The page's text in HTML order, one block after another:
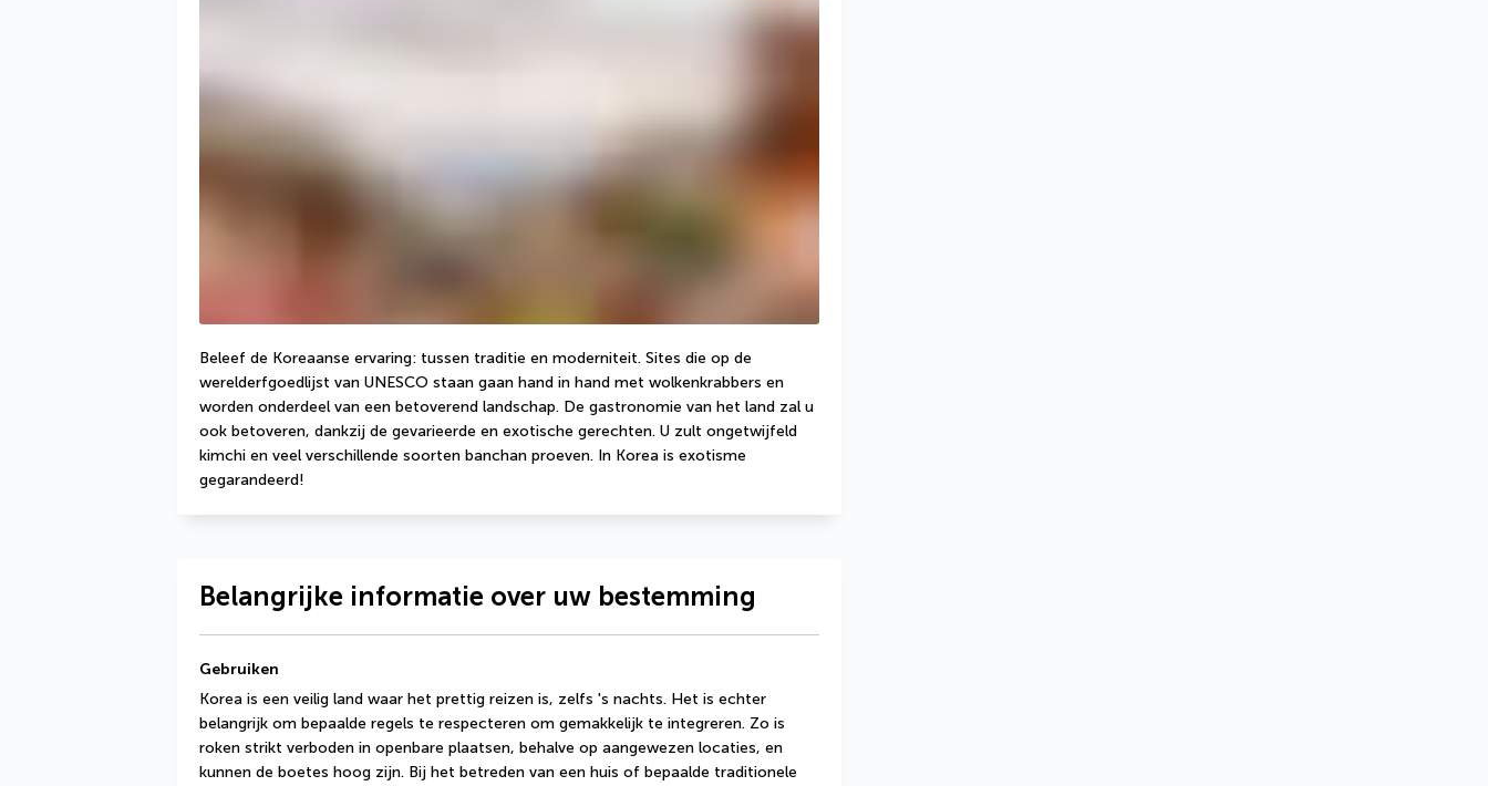
Beleef de Koreaanse ervaring: tussen traditie en moderniteit. Sites die op de
werelderfgoedlijst van UNESCO staan gaan hand in hand met wolkenkrabbers en
worden onderdeel van een betoverend landschap. De gastronomie van het land zal u
ook betoveren, dankzij de gevarieerde en exotische gerechten. U zult ongetwijfeld
kimchi en veel verschillende soorten banchan proeven. In Korea is exotisme
gegarandeerd!
Belangrijke informatie over uw bestemming
Gebruiken
Korea is een veilig land waar het prettig reizen is, zelfs 's nachts. Het is echter
belangrijk om bepaalde regels te respecteren om gemakkelijk te integreren. Zo is
roken strikt verboden in openbare plaatsen, behalve op aangewezen locaties, en
kunnen de boetes hoog zijn. Bij het betreden van een huis of bepaalde traditionele